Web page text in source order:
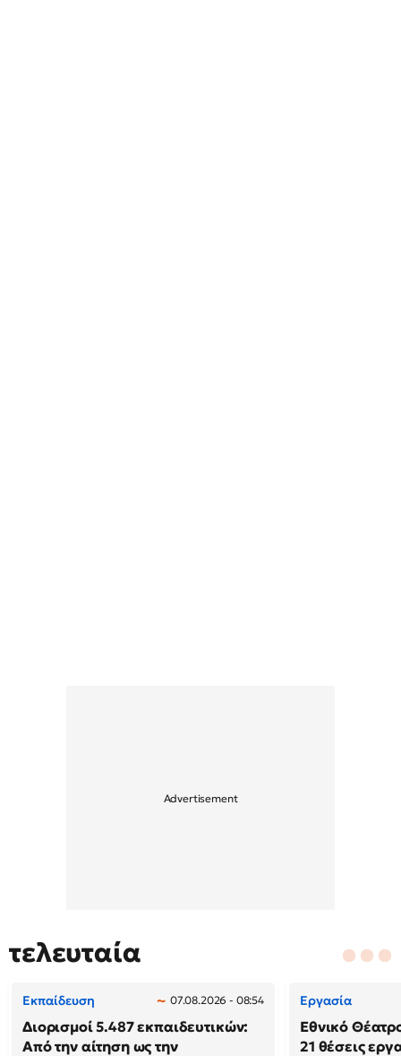
τελευταία
Εκπαίδευση 07.08.2026 - 08:54
Διορισμοί 5.487 εκπαιδευτικών:
Από την αίτηση ως την
Εργασία
Εθνικό
21 θέσεις